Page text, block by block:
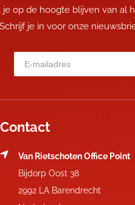
je op de hoogte blijven van al
Schrijf je in voor onze
Contact
Van Rietschoten Office Point
Bijdorp Oost 38
2992 LA Barendrecht